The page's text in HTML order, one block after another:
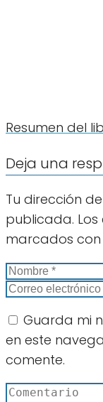
Resumen del
Deja una
Tu dirección
publicada.
marcados con
Guarda mi
en este
comente.